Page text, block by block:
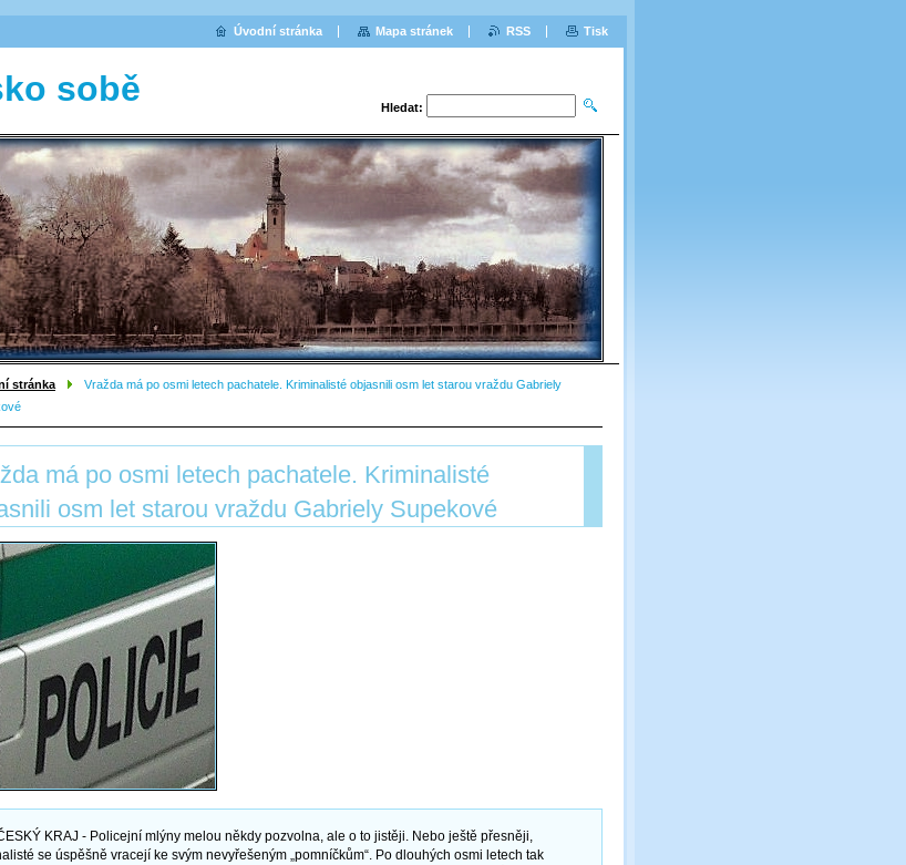
sobě Hledat:
stránka
Vražda má po osmi letech pachatele. Kriminalisté objasnili osm let starou vraždu Gabriely
má po osmi letech pachatele. Kriminalisté
osm let starou vraždu Gabriely Supekové
KRAJ - Policejní mlýny melou někdy pozvolna, ale o to jistěji. Nebo ještě přesněji,
se úspěšně vracejí ke svým nevyřešeným „pomníčkům“. Po dlouhých osmi letech tak
Úvodní stránka Mapa stránek RSS Tisk